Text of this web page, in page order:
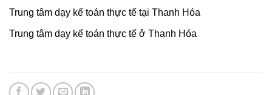
Trung tâm dạy kế toán thực tế tại Thanh Hóa
Trung tâm dạy kế toán thực tế ở Thanh Hóa